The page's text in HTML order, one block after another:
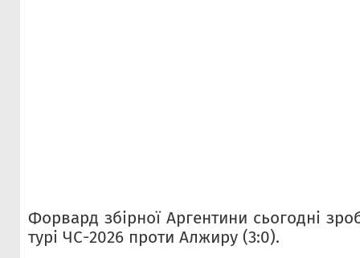
Форвард збірної Аргентини сьогодні
турі ЧС-2026 проти Алжиру (3:0).